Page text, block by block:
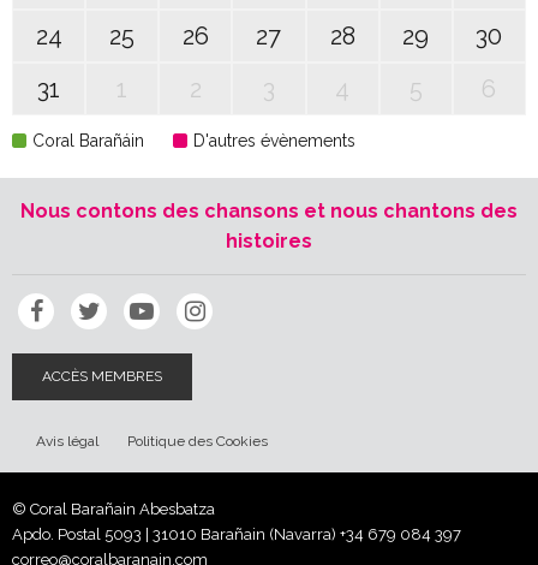
24
25 26 27 28 29
30
31
1 2 3 4 5 6
Coral Barañáin D'autres évènements
Nous contons des chansons et nous chantons des
histoires
ACCÈS MEMBRES
Avis légal Politique des Cookies
© Coral Barañain Abesbatza
Apdo. Postal 5093 | 31010 Barañain (Navarra) +34 679 084 397
correo@coralbaranain.com